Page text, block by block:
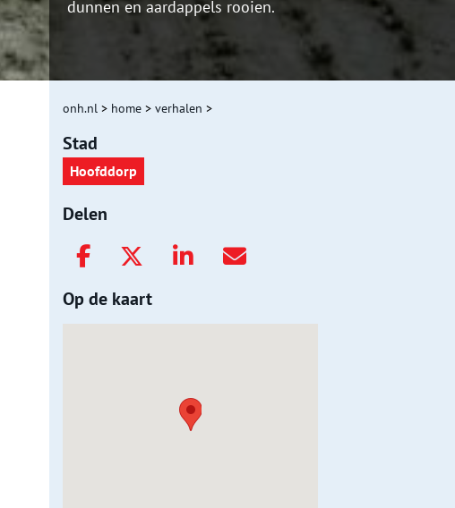
dunnen en aardappels rooien.
onh.nl > home > verhalen >
Stad
Hoofddorp
Delen
Op de kaart